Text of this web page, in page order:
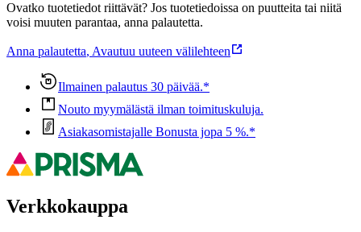
Ovatko tuotetiedot riittävät? Jos tuotetiedoissa on puutteita tai niitä
voisi muuten parantaa, anna palautetta.
Anna palautetta, Avautuu uuteen välilehteen
Ilmainen palautus 30 päivää.*
Nouto myymälästä ilman toimituskuluja.
Asiakasomistajalle Bonusta jopa 5 %.*
Verkkokauppa